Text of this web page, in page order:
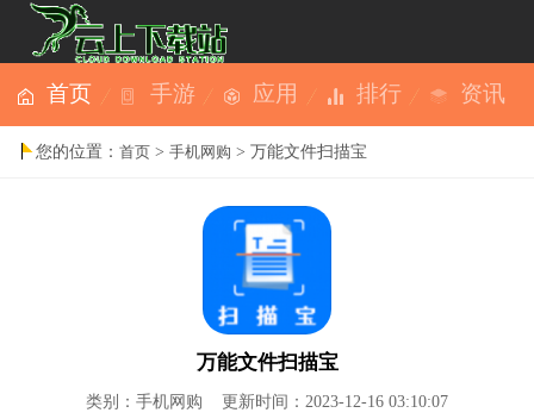
首页 手游 应用 排行 资讯
您的位置：首页 >手机网购 > 万能文件扫描宝
万能文件扫描宝
类别：手机网购 更新时间：2023-12-16 03:10:07